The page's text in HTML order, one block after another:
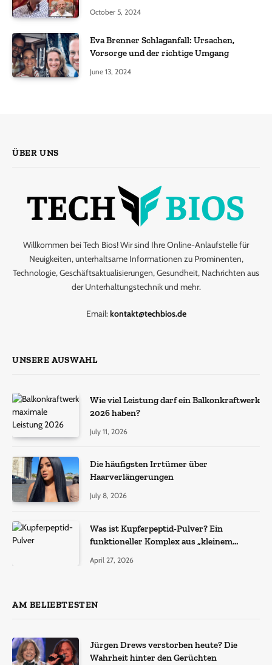
October 5, 2024
Eva Brenner Schlaganfall: Ursachen,
Vorsorge und der richtige Umgang
June 13, 2024
ÜBER UNS
Willkommen bei Tech Bios! Wir sind Ihre Online-Anlaufstelle für
Neuigkeiten, unterhaltsame Informationen zu Prominenten,
Technologie, Geschäftsaktualisierungen, Gesundheit, Nachrichten aus
der Unterhaltungstechnik und mehr.
Email:kontakt@techbios.de
UNSERE AUSWAHL
Wie viel Leistung darf ein Balkonkraftwerk
2026 haben?
July 11, 2026
Die häufigsten Irrtümer über
Haarverlängerungen
July 8, 2026
Was ist Kupferpeptid-Pulver? Ein
funktioneller Komplex aus „kleinem
April 27, 2026
AM BELIEBTESTEN
Jürgen Drews verstorben heute? Die
Wahrheit hinter den Gerüchten